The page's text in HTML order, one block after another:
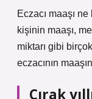
Eczacı maaşı
kişinin maaşı,
miktarı gibi
eczacının
Çırak